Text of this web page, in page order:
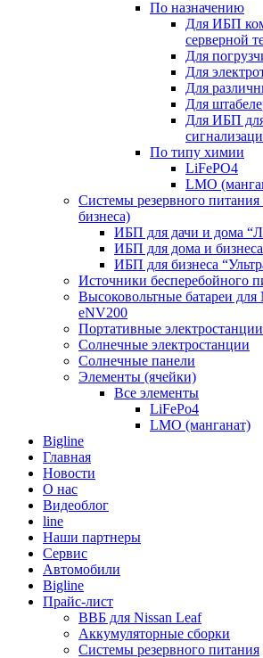
По назначению
Для ИБП
серверной
Для
Для
Для
Для
Для ИБП
По типу химии
LiFePO4
LMO
Системы резервного
бизнеса)
ИБП для дачи и дома
ИБП для дома и
ИБП для бизнеса
Источники бесперебойного
Высоковольтные батареи для
eNV200
Портативные электростанции
Солнечные электростанции
Солнечные панели
Элементы (ячейки)
Все элементы
LiFePo4
LMO (манганат)
Bigline
Главная
Новости
О нас
Видеоблог
line
Наши партнеры
Сервис
Автомобили
Bigline
Прайс-лист
ВВБ для Nissan Leaf
Аккумуляторные сборки
Системы резервного питания